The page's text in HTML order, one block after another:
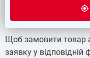
Щоб замовити товар
заявку у